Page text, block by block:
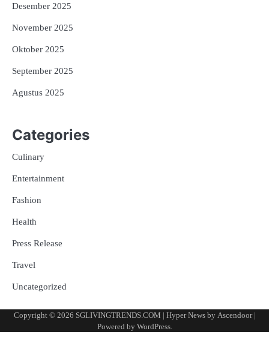
Desember 2025
November 2025
Oktober 2025
September 2025
Agustus 2025
Categories
Culinary
Entertainment
Fashion
Health
Press Release
Travel
Uncategorized
Copyright © 2026 SGLIVINGTRENDS.COM | Hyper News by Ascendoor|
Powered by WordPress.